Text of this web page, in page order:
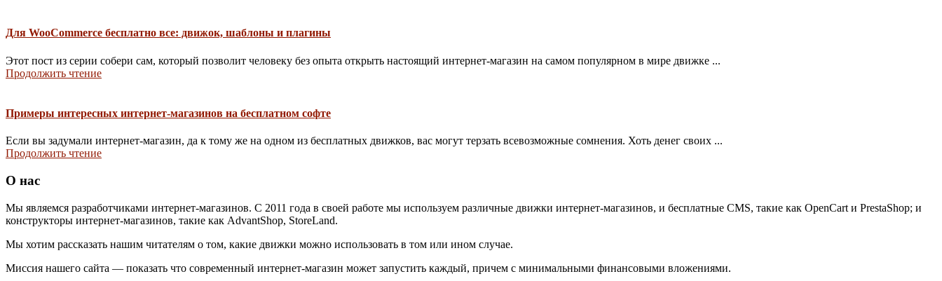
Для WooCommerce бесплатно все: движок, шаблоны и плагины
Этот пост из серии собери сам, который позволит человеку без опыта открыть настоящий интернет-магазин на самом популярном в мире движке ...
Продолжить чтение
Примеры интересных интернет-магазинов на бесплатном софте
Если вы задумали интернет-магазин, да к тому же на одном из бесплатных движков, вас могут терзать всевозможные сомнения. Хоть денег своих ...
Продолжить чтение
О нас
Мы являемся разработчиками интернет-магазинов. С 2011 года в своей работе мы используем различные движки интернет-магазинов, и бесплатные CMS, такие как OpenCart и PrestaShop; и
конструкторы интернет-магазинов, такие как AdvantShop, StoreLand.
Мы хотим рассказать нашим читателям о том, какие движки можно использовать в том или ином случае.
Миссия нашего сайта — показать что современный интернет-магазин может запустить каждый, причем с минимальными финансовыми вложениями.